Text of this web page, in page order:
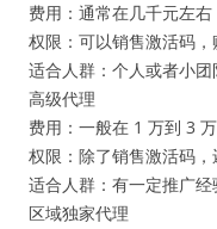
费用：通常在几千元左右
权限：可以销售激活码，
适合人群：个人或者小团
高级代理
费用：一般在 1 万到 3 万
权限：除了销售激活码，
适合人群：有一定推广经
区域独家代理